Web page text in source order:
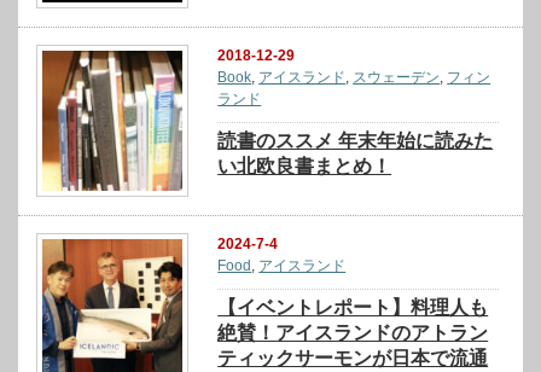
2018-12-29
Book, アイスランド, スウェーデン, フィン
ランド
読書のススメ 年末年始に読みた
い北欧良書まとめ！
2024-7-4
Food , アイスランド
【イベントレポート】料理人も
絶賛！アイスランドのアトラン
ティックサーモンが日本で流通